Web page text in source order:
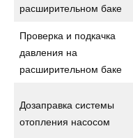
расширительном баке
Проверка и подкачка
давления на
расширительном баке
Дозаправка системы
отопления насосом